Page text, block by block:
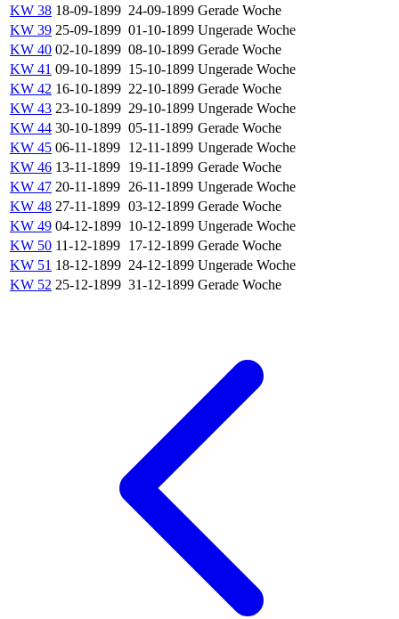
KW 38 18-09-1899 24-09-1899 Gerade Woche
KW 39 25-09-1899 01-10-1899 Ungerade Woche
KW 40 02-10-1899 08-10-1899 Gerade Woche
KW 41 09-10-1899 15-10-1899 Ungerade Woche
KW 42 16-10-1899 22-10-1899 Gerade Woche
KW 43 23-10-1899 29-10-1899 Ungerade Woche
KW 44 30-10-1899 05-11-1899 Gerade Woche
KW 45 06-11-1899 12-11-1899 Ungerade Woche
KW 46 13-11-1899 19-11-1899 Gerade Woche
KW 47 20-11-1899 26-11-1899 Ungerade Woche
KW 48 27-11-1899 03-12-1899 Gerade Woche
KW 49 04-12-1899 10-12-1899 Ungerade Woche
KW 50 11-12-1899 17-12-1899 Gerade Woche
KW 51 18-12-1899 24-12-1899 Ungerade Woche
KW 52 25-12-1899 31-12-1899 Gerade Woche